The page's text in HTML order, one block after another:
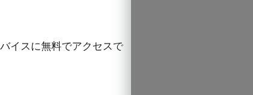
イスに無料でアクセスで